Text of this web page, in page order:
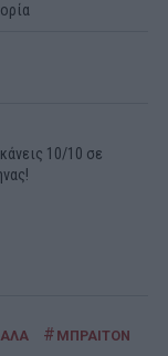
10/10 σε
# ΜΠΡΑΙΤΟΝ